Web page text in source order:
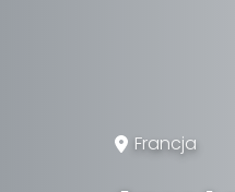
Francja